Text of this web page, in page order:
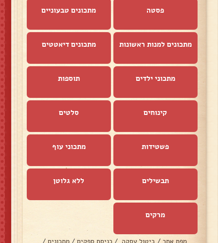
פסטה מתכונים טבעוניים
מתכונים למנות ראשונות מתכונים דיאטטים
מתכוני ילדים תוספות
קינוחים סלטים
פשטידות מתכוני עוף
תבשילים ללא גלוטן
מרקים